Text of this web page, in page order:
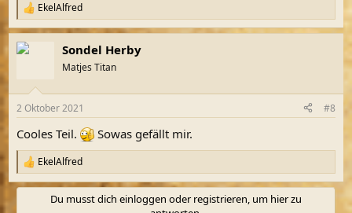
R
e
a
k
e
:
EkelAlfred
Sondel Herby
Matjes Titan
2 Oktober 2021 #8
Cooles Teil. Sowas gefällt mir.
R
e
a
EkelAlfred
Du musst dich einloggen oder registrieren, um hier zu